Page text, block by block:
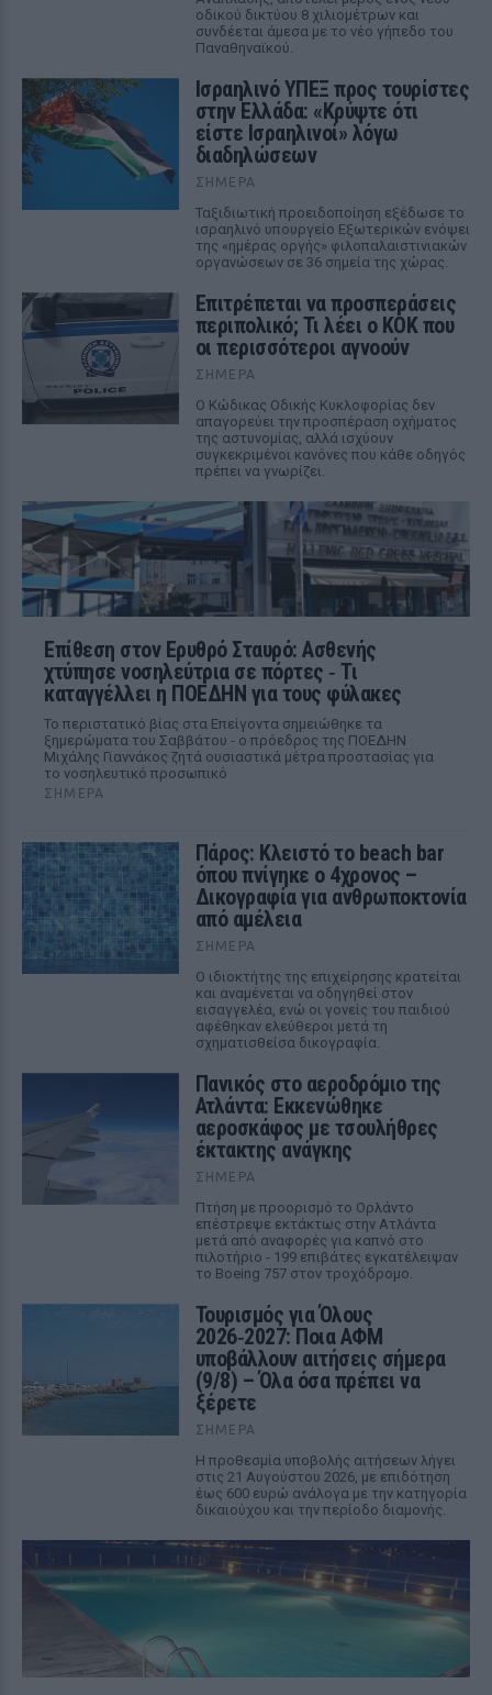
οδικού δικτύου 8 χιλιομέτρων και
συνδέεται άμεσα με το νέο γήπεδο του
Παναθηναϊκού.
Ισραηλινό ΥΠΕΞ προς τουρίστες
στην Ελλάδα: «Κρύψτε ότι
είστε Ισραηλινοί» λόγω
διαδηλώσεων
ΣΉΜΕΡΑ
Ταξιδιωτική προειδοποίηση εξέδωσε το
ισραηλινό υπουργείο Εξωτερικών ενόψει
της «ημέρας οργής» φιλοπαλαιστινιακών
οργανώσεων σε 36 σημεία της χώρας.
Επιτρέπεται να προσπεράσεις
περιπολικό; Τι λέει ο ΚΟΚ που
οι περισσότεροι αγνοούν
ΣΉΜΕΡΑ
Ο Κώδικας Οδικής Κυκλοφορίας δεν
απαγορεύει την προσπέραση οχήματος
της αστυνομίας, αλλά ισχύουν
συγκεκριμένοι κανόνες που κάθε οδηγός
πρέπει να γνωρίζει.
Επίθεση στον Ερυθρό Σταυρό: Ασθενής
χτύπησε νοσηλεύτρια σε πόρτες ‑ Τι
καταγγέλλει η ΠΟΕΔΗΝ για τους φύλακες
Το περιστατικό βίας στα Επείγοντα σημειώθηκε τα
ξημερώματα του Σαββάτου - ο πρόεδρος της ΠΟΕΔΗΝ
Μιχάλης Γιαννάκος ζητά ουσιαστικά μέτρα προστασίας για
το νοσηλευτικό προσωπικό
ΣΉΜΕΡΑ
Πάρος: Κλειστό το beach bar
όπου πνίγηκε ο 4χρονος –
Δικογραφία για ανθρωποκτονία
από αμέλεια
ΣΉΜΕΡΑ
Ο ιδιοκτήτης της επιχείρησης κρατείται
και αναμένεται να οδηγηθεί στον
εισαγγελέα, ενώ οι γονείς του παιδιού
αφέθηκαν ελεύθεροι μετά τη
σχηματισθείσα δικογραφία.
Πανικός στο αεροδρόμιο της
Ατλάντα: Εκκενώθηκε
αεροσκάφος με τσουλήθρες
έκτακτης ανάγκης
ΣΉΜΕΡΑ
Πτήση με προορισμό το Ορλάντο
επέστρεψε εκτάκτως στην Ατλάντα
μετά από αναφορές για καπνό στο
πιλοτήριο - 199 επιβάτες εγκατέλειψαν
το Boeing 757 στον τροχόδρομο.
Τουρισμός για Όλους
2026‑2027: Ποια ΑΦΜ
υποβάλλουν αιτήσεις σήμερα
(9/8) – Όλα όσα πρέπει να
ξέρετε
ΣΉΜΕΡΑ
Η προθεσμία υποβολής αιτήσεων λήγει
στις 21 Αυγούστου 2026, με επιδότηση
έως 600 ευρώ ανάλογα με την κατηγορία
δικαιούχου και την περίοδο διαμονής.